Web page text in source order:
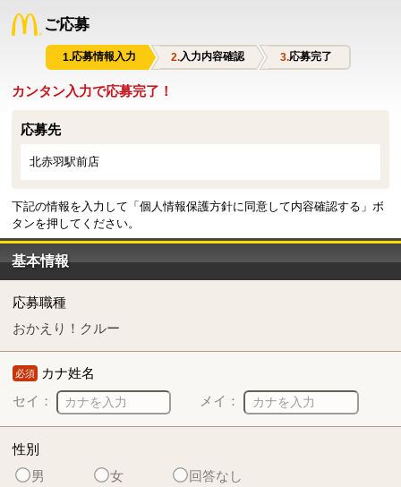
ご応募
応募情報入力 入力内容確認 応募完了
カンタン入力で応募完了！
応募先
北赤羽駅前店
下記の情報を入力して「個人情報保護方針に同意して内容確認する」ボ
タンを押してください。
基本情報
応募職種
おかえり！クルー
必須 カナ姓名
セイ：
メイ：
性別
男
女 回答なし